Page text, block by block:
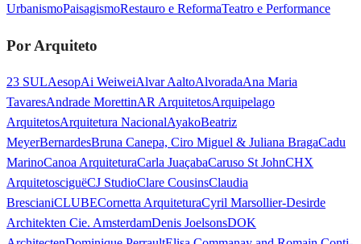
UrbanismoPaisagismoRestauro e ReformaTeatro e Performance
Por Arquiteto
23 SULAesopAi WeiweiAlvar AaltoAlvoradaAna Maria
TavaresAndrade MorettinAR ArquitetosArquipelago
ArquitetosArquitetura NacionalAyakoBeatriz
MeyerBernardesBruna Canepa, Ciro Miguel & Juliana BragaCadu
MarinoCanoa ArquiteturaCarla JuaçabaCaruso St JohnCHX
ArquitetosciguëCJ StudioClare CousinsClaudia
BrescianiCLUBECornetta ArquiteturaCyril Marsollier-Desirde
Architekten Cie. AmsterdamDenis JoelsonsDOK